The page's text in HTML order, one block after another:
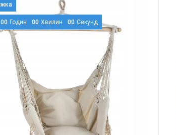
00 Годин 00 Хвилин 00 Секунд